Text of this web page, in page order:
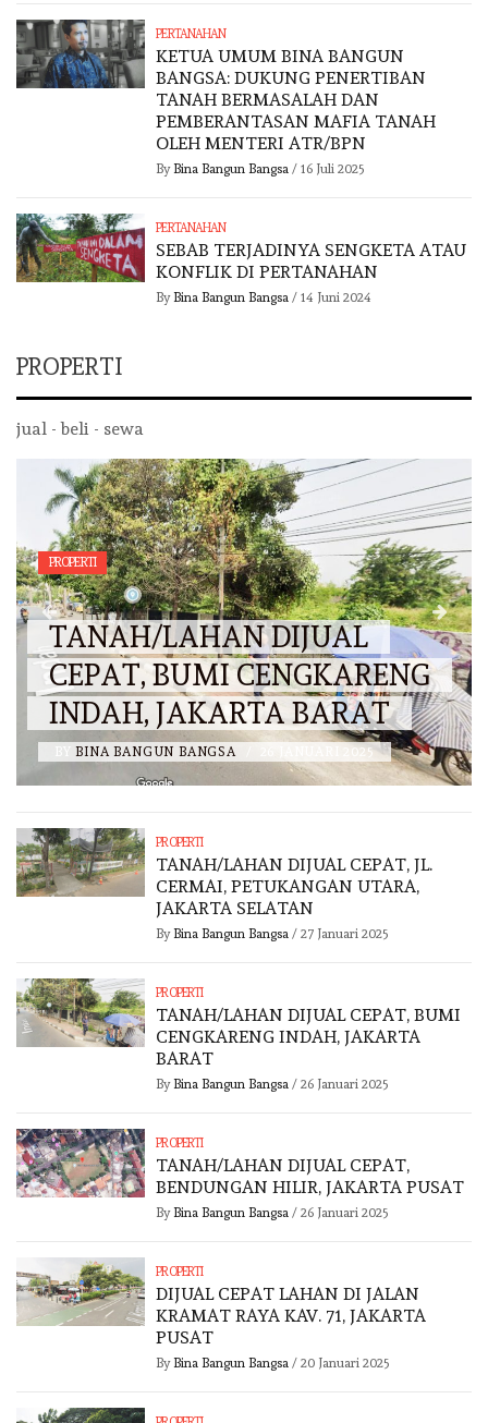
PERTANAHAN
KETUA UMUM BINA BANGUN
BANGSA: DUKUNG PENERTIBAN
TANAH BERMASALAH DAN
PEMBERANTASAN MAFIA TANAH
OLEH MENTERI ATR/BPN
By Bina Bangun Bangsa/ 16 Juli 2025
PERTANAHAN
SEBAB TERJADINYA SENGKETA ATAU
KONFLIK DI PERTANAHAN
By Bina Bangun Bangsa/ 14 Juni 2024
PROPERTI
jual - beli - sewa
PROPERTI
TANAH/LAHAN DIJUAL
CEPAT, BUMI CENGKARENG
INDAH, JAKARTA BARAT
BY BINA BANGUN BANGSA 26 JANUARI 2025
PROPERTI
TANAH/LAHAN DIJUAL CEPAT, JL.
CERMAI, PETUKANGAN UTARA,
JAKARTA SELATAN
By Bina Bangun Bangsa/ 27 Januari 2025
PROPERTI
TANAH/LAHAN DIJUAL CEPAT, BUMI
CENGKARENG INDAH, JAKARTA
BARAT
By Bina Bangun Bangsa/ 26 Januari 2025
PROPERTI
TANAH/LAHAN DIJUAL CEPAT,
BENDUNGAN HILIR, JAKARTA PUSAT
By Bina Bangun Bangsa/ 26 Januari 2025
PROPERTI
DIJUAL CEPAT LAHAN DI JALAN
KRAMAT RAYA KAV. 71, JAKARTA
PUSAT
By Bina Bangun Bangsa/ 20 Januari 2025